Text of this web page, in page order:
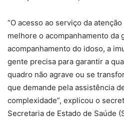
“O acesso ao serviço da
melhore o acompanhamento da
acompanhamento do idoso, a
gente precisa para garantir a
quadro não agrave ou se
que demande pela assistência
complexidade”, explicou o
Secretaria de Estado de Saúde